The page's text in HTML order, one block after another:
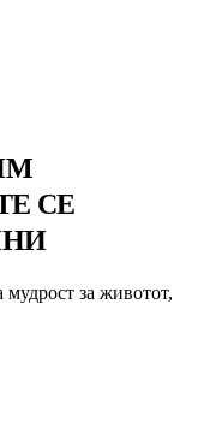
СЕ
за животот,